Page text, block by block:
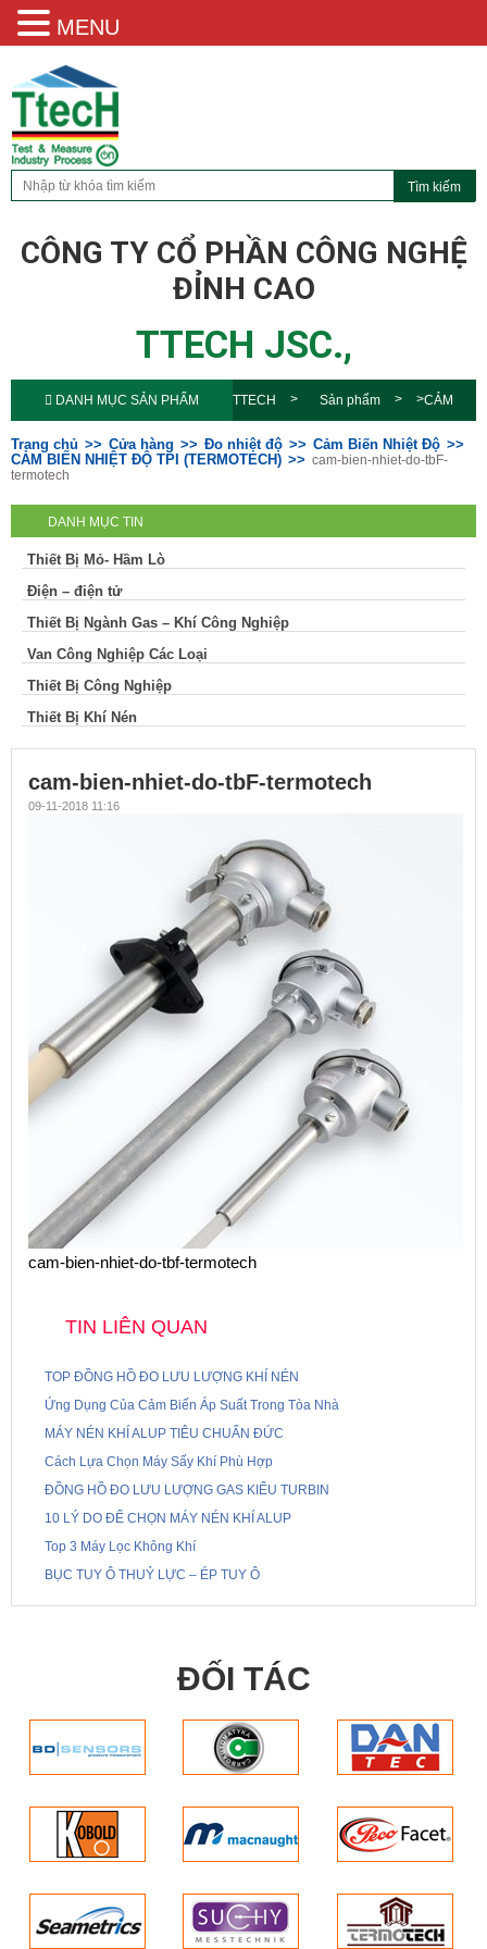
CÔNG TY CỔ PHẦN CÔNG NGHỆ
ĐỈNH CAO
TTECH JSC.,
DANH MỤC SẢN PHẨM TTECH Sản phẩm CẢM
BIẾN NHIỆT ĐỘ TPI
Trang chủ Cửa hàng Đo nhiệt độ
Cảm Biến Nhiệt Độ
CẢM BIẾN NHIỆT ĐỘ TPI (TERMOTECH)
cam-bien-nhiet-do-tbF-
termotech
DANH MỤC TIN
Thiết Bị Mỏ- Hầm Lò
Điện – điện tử
Thiết Bị Ngành Gas – Khí Công Nghiệp
Van Công Nghiệp Các Loại
Thiết Bị Công Nghiệp
Thiết Bị Khí Nén
cam-bien-nhiet-do-tbF-termotech
09-11-2018 11:16
cam-bien-nhiet-do-tbf-termotech
TIN LIÊN QUAN
TOP ĐỒNG HỒ ĐO LƯU LƯỢNG KHÍ NÉN
Ứng Dụng Của Cảm Biến Áp Suất Trong Tòa Nhà
MÁY NÉN KHÍ ALUP TIÊU CHUẨN ĐỨC
Cách Lựa Chọn Máy Sấy Khí Phù Hợp
ĐỒNG HỒ ĐO LƯU LƯỢNG GAS KIỂU TURBIN
10 LÝ DO ĐỂ CHỌN MÁY NÉN KHÍ ALUP
Top 3 Máy Lọc Không Khí
BỤC TUY Ô THUỶ LỰC – ÉP TUY Ô
ĐỐI TÁC
MENU